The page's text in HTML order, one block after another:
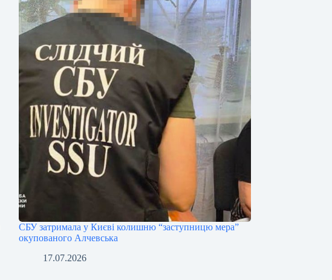
СБУ затримала у Києві колишню “заступницю мера”
окупованого Алчевська
17.07.2026